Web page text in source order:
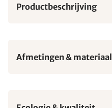
Productbeschrijving
Afmetingen & materiaal